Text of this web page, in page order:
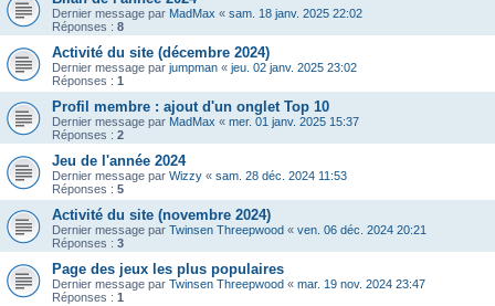
Dernier message par MadMax « sam. 18 janv. 2025 22:02
Réponses : 8
Activité du site (décembre 2024)
Dernier message par jumpman « jeu. 02 janv. 2025 23:02
Réponses : 1
Profil membre : ajout d'un onglet Top 10
Dernier message par MadMax « mer. 01 janv. 2025 15:37
Réponses : 2
Jeu de l'année 2024
Dernier message par Wizzy « sam. 28 déc. 2024 11:53
Réponses : 5
Activité du site (novembre 2024)
Dernier message par Twinsen Threepwood « ven. 06 déc. 2024 20:21
Réponses : 3
Page des jeux les plus populaires
Dernier message par Twinsen Threepwood « mar. 19 nov. 2024 23:47
Réponses : 1